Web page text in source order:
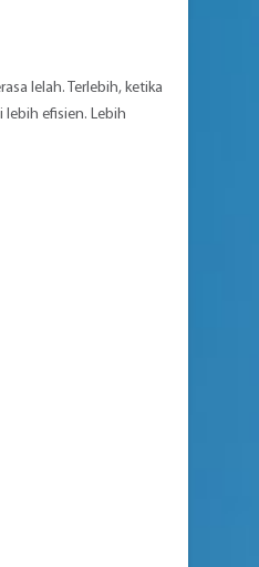
lelah. Terlebih, ketika
lebih efisien. Lebih